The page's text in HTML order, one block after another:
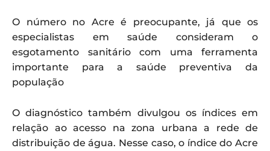
O número no Acre é preocupante, já que os
especialistas em saúde consideram o
esgotamento sanitário com uma ferramenta
importante para a saúde preventiva da
população
O diagnóstico também divulgou os índices em
relação ao acesso na zona urbana a rede de
distribuição de água. Nesse caso, o índice do Acre